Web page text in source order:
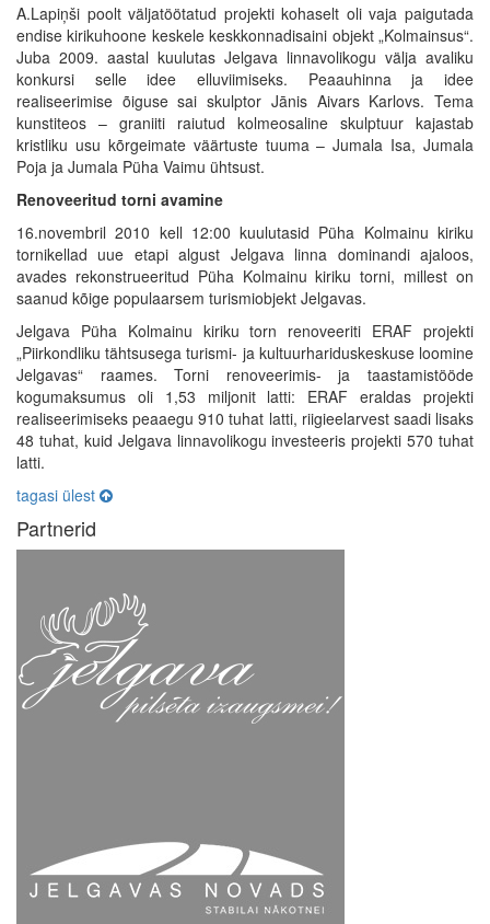
A.Lapiņši poolt väljatöötatud projekti kohaselt oli vaja paigutada
endise kirikuhoone keskele keskkonnadisaini objekt „Kolmainsus“.
Juba 2009. aastal kuulutas Jelgava linnavolikogu välja avaliku
konkursi selle idee elluviimiseks. Peaauhinna ja idee
realiseerimise õiguse sai skulptor Jānis Aivars Karlovs. Tema
kunstiteos – graniiti raiutud kolmeosaline skulptuur kajastab
kristliku usu kõrgeimate väärtuste tuuma – Jumala Isa, Jumala
Poja ja Jumala Püha Vaimu ühtsust.
Renoveeritud torni avamine
16.novembril 2010 kell 12:00 kuulutasid Püha Kolmainu kiriku
tornikellad uue etapi algust Jelgava linna dominandi ajaloos,
avades rekonstrueeritud Püha Kolmainu kiriku torni, millest on
saanud kõige populaarsem turismiobjekt Jelgavas.
Jelgava Püha Kolmainu kiriku torn renoveeriti ERAF projekti
„Piirkondliku tähtsusega turismi- ja kultuurhariduskeskuse loomine
Jelgavas“ raames. Torni renoveerimis- ja taastamistööde
kogumaksumus oli 1,53 miljonit latti: ERAF eraldas projekti
realiseerimiseks peaaegu 910 tuhat latti, riigieelarvest saadi lisaks
48 tuhat, kuid Jelgava linnavolikogu investeeris projekti 570 tuhat
latti.
tagasi ülest
Partnerid